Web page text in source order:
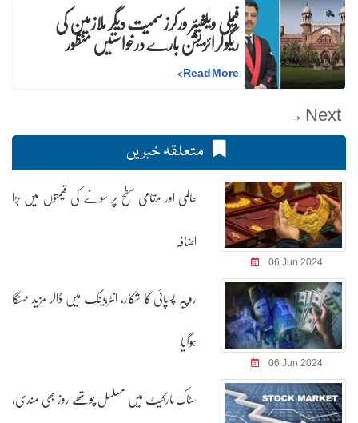
فیملی ویلفیئر ورکرز سمیت دیگر ملازمین کی
ریگولرائزیشن بارے درخواستیں منظور
Read More
>
Next →
متعلقہ خبریں
06 Jun 2024
عالمی اور مقامی سطح پر سونے کی قیمتوں میں بڑا
اضافہ
06 Jun 2024
روپیہ پسپائی کا شکار، انٹربینک میں ڈالر مزید مہنگا
ہوگیا
سٹاک مارکیٹ میں مسلسل چوتھے روز بھی مندی،